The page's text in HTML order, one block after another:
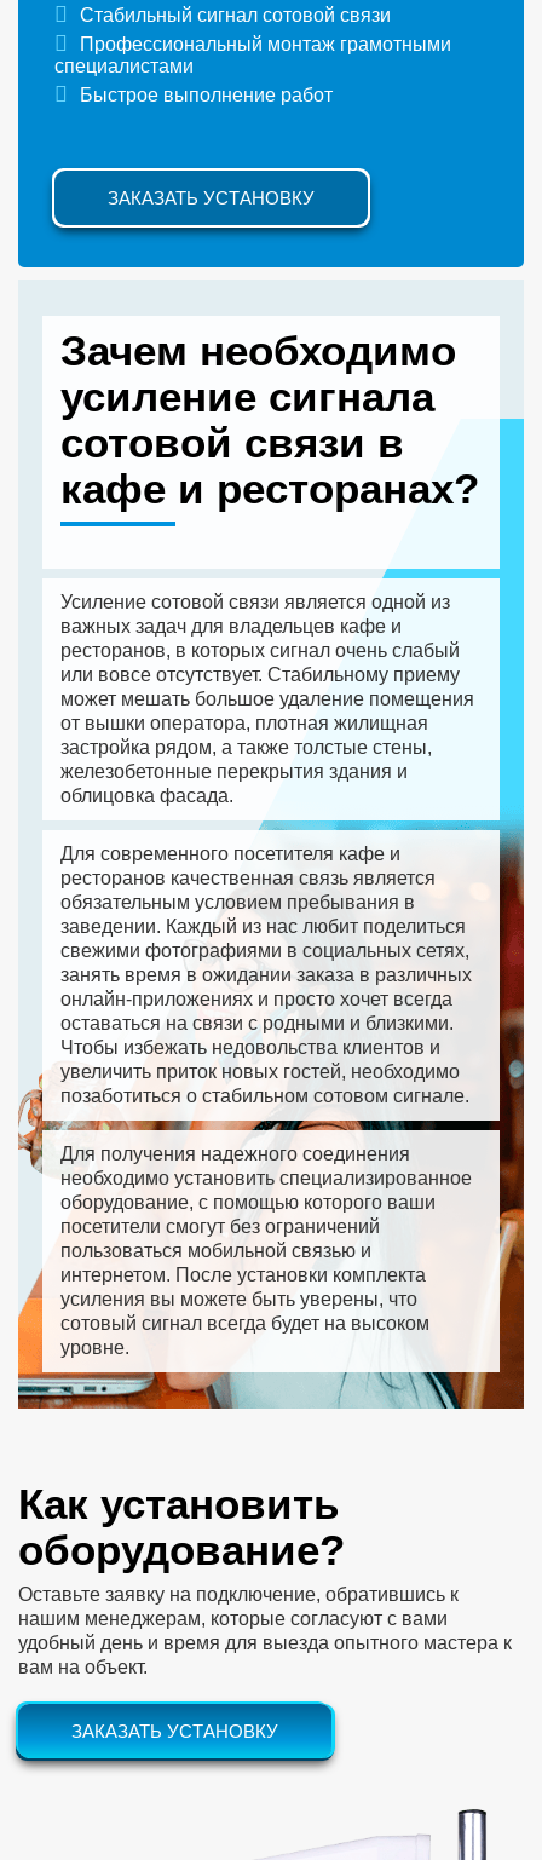
Стабильный сигнал сотовой связи
Профессиональный монтаж грамотными
специалистами
Быстрое выполнение работ
ЗАКАЗАТЬ УСТАНОВКУ
Зачем необходимо
усиление сигнала
сотовой связи в
кафе и ресторанах?
Усиление сотовой связи является одной из
важных задач для владельцев кафе и
ресторанов, в которых сигнал очень слабый
или вовсе отсутствует. Стабильному приему
может мешать большое удаление помещения
от вышки оператора, плотная жилищная
застройка рядом, а также толстые стены,
железобетонные перекрытия здания и
облицовка фасада.
Для современного посетителя кафе и
ресторанов качественная связь является
обязательным условием пребывания в
заведении. Каждый из нас любит поделиться
свежими фотографиями в социальных сетях,
занять время в ожидании заказа в различных
онлайн-приложениях и просто хочет всегда
оставаться на связи с родными и близкими.
Чтобы избежать недовольства клиентов и
увеличить приток новых гостей, необходимо
позаботиться о стабильном сотовом сигнале.
Для получения надежного соединения
необходимо установить специализированное
оборудование, с помощью которого ваши
посетители смогут без ограничений
пользоваться мобильной связью и
интернетом. После установки комплекта
усиления вы можете быть уверены, что
сотовый сигнал всегда будет на высоком
уровне.
Как установить
оборудование?
Оставьте заявку на подключение, обратившись к
нашим менеджерам, которые согласуют с вами
удобный день и время для выезда опытного мастера к
вам на объект.
ЗАКАЗАТЬ УСТАНОВКУ